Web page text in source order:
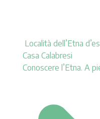
Località dell’Etna
Casa Calabresi
Conoscere l’Etna. A